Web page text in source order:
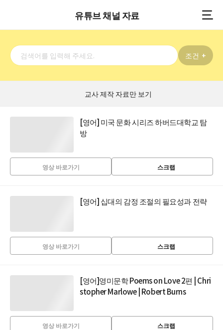
유튜브 채널 자료
검
색
어
력
색
기
조건
교사 제작 자료만 보기
[영어] 미국 문화 시리즈 하버드대학교 탐
방
영상 바로가기 스크랩
[영어] 십대의 감정 조절의 필요성과 전략
영상 바로가기 스크랩
[영어]영미문학 Poems on Love 2편 | Chri
stopher Marlowe | Robert Burns
영상 바로가기 스크랩